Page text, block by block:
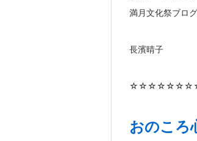
満月文化祭ブロ
長濱晴子
おのころ